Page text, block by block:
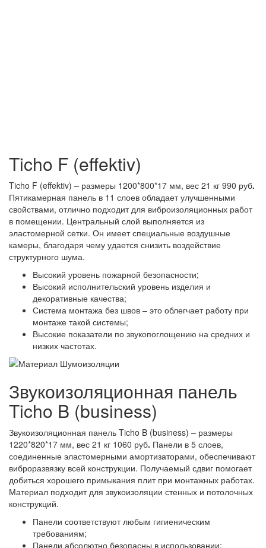
Ticho F (effektiv)
Ticho F (effektiv) – размеры 1200*800*17 мм, вес 21 кг 990 руб.
Пятикамерная панель в 11 слоев обладает улучшенными
свойствами, отлично подходит для виброизоляционных работ
в помещении. Центральный слой выполняется из
эластомерной сетки. Он имеет специальные воздушные
камеры, благодаря чему удается снизить воздействие
структурного шума.
Высокий уровень пожарной безопасности;
Высокий исполнительский уровень изделия и
декоративные качества;
Система монтажа без швов – это облегчает работу при
монтаже такой системы;
Высокие показатели по звукопоглощению на средних и
низких частотах.
Звукоизоляционная панель
Ticho B (business)
Звукоизоляционная панель Ticho B (business) – размеры
1220*820*17 мм, вес 21 кг 1060 руб. Панели в 5 слоев,
соединенные эластомерными амортизаторами, обеспечивают
виброразвязку всей конструкции. Получаемый сдвиг помогает
добиться хорошего примыкания плит при монтажных работах.
Материал подходит для звукоизоляции стенных и потолочных
конструкций.
Панели соответствуют любым гигиеническим
требованиям;
Панели абсолютно безопасны в использовании;